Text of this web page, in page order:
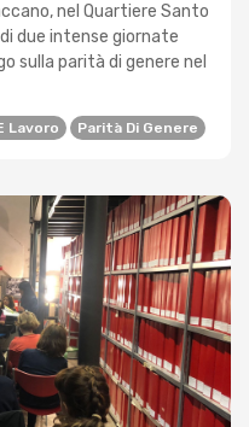
nel Quartiere Santo
due intense giornate
sulla parità di genere nel
Lavoro Parità Di Genere